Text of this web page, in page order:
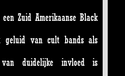
een Zuid Amerikaanse Black
geluid van cult bands als
duidelijke invloed is